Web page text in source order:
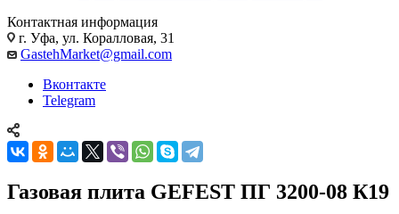
Контактная информация
г. Уфа, ул. Коралловая, 31
GastehMarket@gmail.com
Вконтакте
Telegram
Газовая плита GEFEST ПГ 3200-08 К19